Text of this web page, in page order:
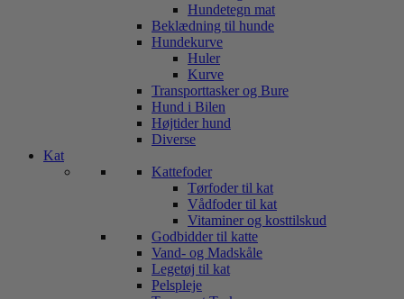
Hundetegn mat
Beklædning til hunde
Hundekurve
Huler
Kurve
Transporttasker og Bure
Hund i Bilen
Højtider hund
Diverse
Kat
Kattefoder
Tørfoder til kat
Vådfoder til kat
Vitaminer og kosttilskud
Godbidder til katte
Vand- og Madskåle
Legetøj til kat
Pelspleje